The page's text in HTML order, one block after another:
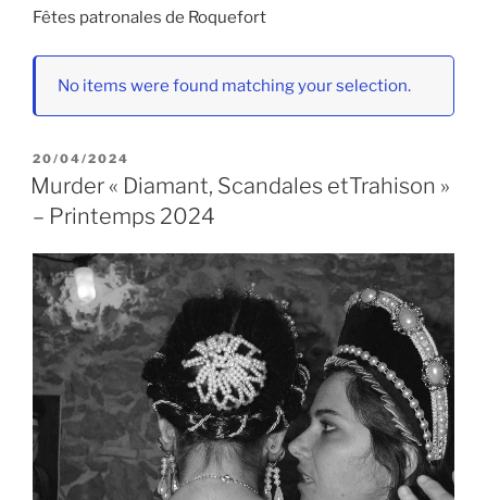
Fêtes patronales de Roquefort
No items were found matching your selection.
PUBLIÉ
LE
20/04/2024
Murder « Diamant, Scandales etTrahison »
– Printemps 2024